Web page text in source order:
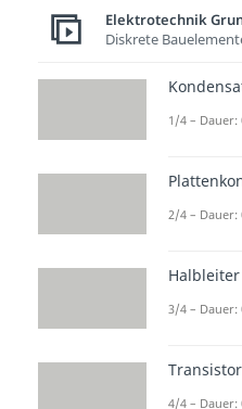
Wir
sich der
Aus
ergibt
Elektrotechnik
Diskrete
1/4 – Dauer:
2/4 – Dauer:
Halbleiter
3/4 – Dauer:
Transistor
4/4 – Dauer: